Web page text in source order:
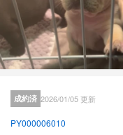
成約済 2026/01/05 更新
PY000006010